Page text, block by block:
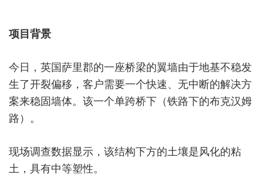
项目背景
今日，英国萨里郡的一座桥梁的翼墙由于地基不稳发
生了开裂偏移，客户需要一个快速、无中断的解决方
案来稳固墙体。该一个单跨桥下（铁路下的布克汉姆
路）。
现场调查数据显示，该结构下方的土壤是风化的粘
土，具有中等塑性。